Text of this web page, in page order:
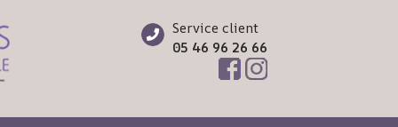
Service client
05 46 96 26 66